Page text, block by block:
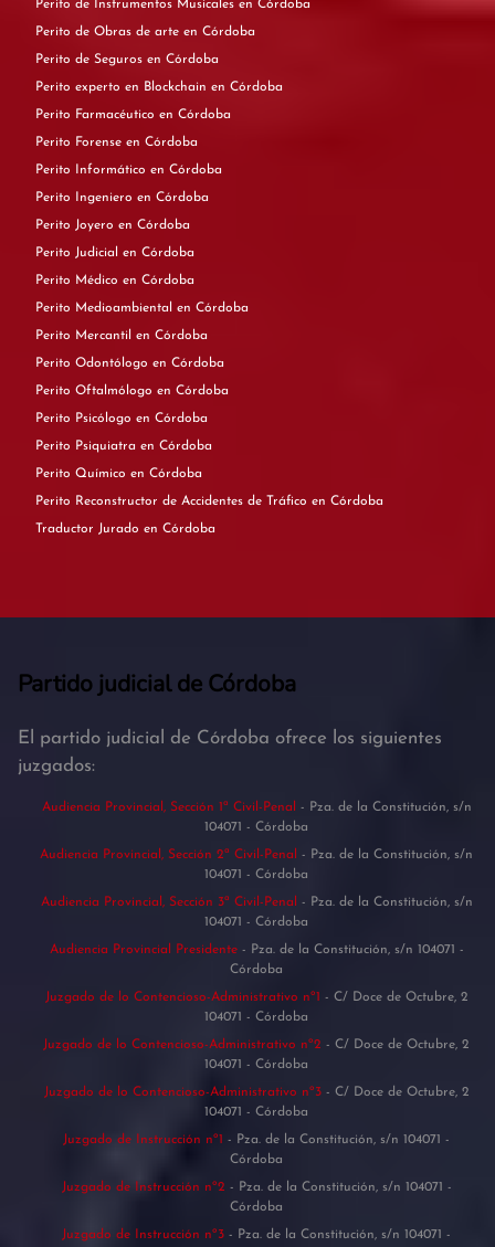
Perito de Instrumentos Musicales en Córdoba
Perito de Obras de arte en Córdoba
Perito de Seguros en Córdoba
Perito experto en Blockchain en Córdoba
Perito Farmacéutico en Córdoba
Perito Forense en Córdoba
Perito Informático en Córdoba
Perito Ingeniero en Córdoba
Perito Joyero en Córdoba
Perito Judicial en Córdoba
Perito Médico en Córdoba
Perito Medioambiental en Córdoba
Perito Mercantil en Córdoba
Perito Odontólogo en Córdoba
Perito Oftalmólogo en Córdoba
Perito Psicólogo en Córdoba
Perito Psiquiatra en Córdoba
Perito Químico en Córdoba
Perito Reconstructor de Accidentes de Tráfico en Córdoba
Traductor Jurado en Córdoba
Partido judicial de Córdoba
El partido judicial de Córdoba ofrece los siguientes
juzgados:
Audiencia Provincial, Sección 1ª Civil-Penal - Pza. de la Constitución, s/n
104071 - Córdoba
Audiencia Provincial, Sección 2ª Civil-Penal - Pza. de la Constitución, s/n
104071 - Córdoba
Audiencia Provincial, Sección 3ª Civil-Penal - Pza. de la Constitución, s/n
104071 - Córdoba
Audiencia Provincial Presidente - Pza. de la Constitución, s/n 104071 -
Córdoba
Juzgado de lo Contencioso-Administrativo nº1 - C/ Doce de Octubre, 2
104071 - Córdoba
Juzgado de lo Contencioso-Administrativo nº2 - C/ Doce de Octubre, 2
104071 - Córdoba
Juzgado de lo Contencioso-Administrativo nº3 - C/ Doce de Octubre, 2
104071 - Córdoba
Juzgado de Instrucción nº1 - Pza. de la Constitución, s/n 104071 -
Córdoba
Juzgado de Instrucción nº2 - Pza. de la Constitución, s/n 104071 -
Córdoba
Juzgado de Instrucción nº3 - Pza. de la Constitución, s/n 104071 -